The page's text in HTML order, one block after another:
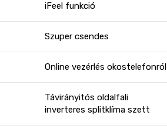
iFeel funkció
Szuper csendes
Online vezérlés okostelefonról
Távirányitós oldalfali
inverteres splitklíma szett